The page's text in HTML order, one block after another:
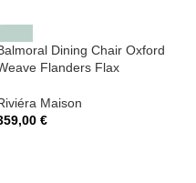
Dining Chair Oxford
Flanders Flax
Maison
€